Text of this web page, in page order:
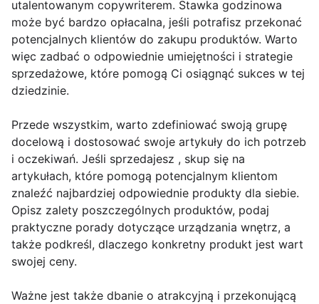
utalentowanym copywriterem. Stawka godzinowa
może być bardzo opłacalna, jeśli potrafisz przekonać
potencjalnych klientów do zakupu produktów. Warto
więc zadbać o odpowiednie umiejętności i strategie
sprzedażowe, które pomogą Ci osiągnąć sukces w tej
dziedzinie.
Przede wszystkim, warto zdefiniować swoją grupę
docelową i dostosować swoje artykuły do ich potrzeb
i oczekiwań. Jeśli sprzedajesz , skup się na
artykułach, które pomogą potencjalnym klientom
znaleźć najbardziej odpowiednie produkty dla siebie.
Opisz zalety poszczególnych produktów, podaj
praktyczne porady dotyczące urządzania wnętrz, a
także podkreśl, dlaczego konkretny produkt jest wart
swojej ceny.
Ważne jest także dbanie o atrakcyjną i przekonującą